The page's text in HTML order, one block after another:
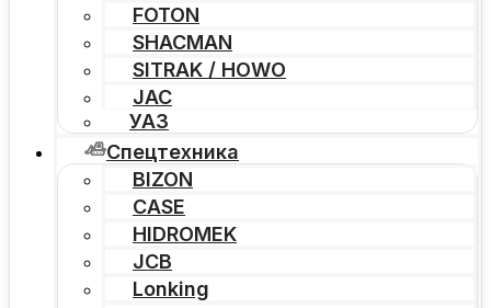
FOTON
SHACMAN
SITRAK / HOWO
JAC
УАЗ
Спецтехника
BIZON
CASE
HIDROMEK
JCB
Lonking